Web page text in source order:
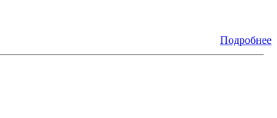
Подробнее